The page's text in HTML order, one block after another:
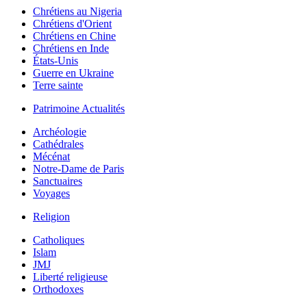
Chrétiens au Nigeria
Chrétiens d'Orient
Chrétiens en Chine
Chrétiens en Inde
États-Unis
Guerre en Ukraine
Terre sainte
Patrimoine Actualités
Archéologie
Cathédrales
Mécénat
Notre-Dame de Paris
Sanctuaires
Voyages
Religion
Catholiques
Islam
JMJ
Liberté religieuse
Orthodoxes